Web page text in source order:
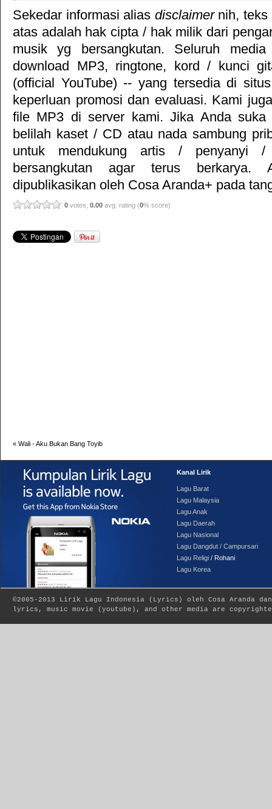
Sekedar informasi alias disclaimernih, teks
atas adalah hak cipta / hak milik dari
musik yg bersangkutan. Seluruh
download MP3, ringtone, kord / kunci
(official YouTube) -- yang tersedia di
keperluan promosi dan evaluasi. Kami
file MP3 di server kami. Jika Anda
belilah kaset / CD atau nada sambung
untuk mendukung artis / penyanyi
bersangkutan agar terus berkarya.
dipublikasikan oleh Cosa Aranda+ pada
0 votes, 0.00 avg. rating (0% score)
« Wali - Aku Bukan Bang Toyib
Kanal Lirik
Lagu Barat
Lagu Malaysia
Lagu Anak
Lagu Daerah
Lagu Nasional
Lagu Dangdut / Campursari
Lagu Religi / Rohani
Lagu Korea
©2005-2013 Lirik Lagu Indonesia ( Lyrics ) oleh Cosa Aranda
lyrics, music movie (youtube), and other media are